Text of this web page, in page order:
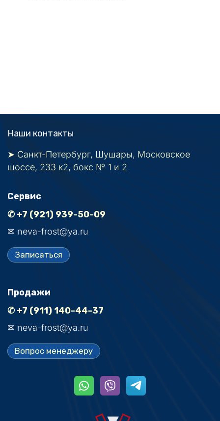
Наши контакты
➤ Санкт-Петербург, Шушары, Московское
шоссе, 233 к2, бокс № 1 и 2
Сервис
✆ +7 (921) 939-50-09
✉ neva-frost@ya.ru
Записаться
Продажи
✆ +7 (911) 140-44-37
✉ neva-frost@ya.ru
Вопрос менеджеру